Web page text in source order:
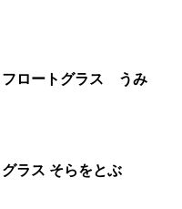
ノラネコぐんだん フロートグラス うみ
ノラネコぐんだん グラス そらをとぶ